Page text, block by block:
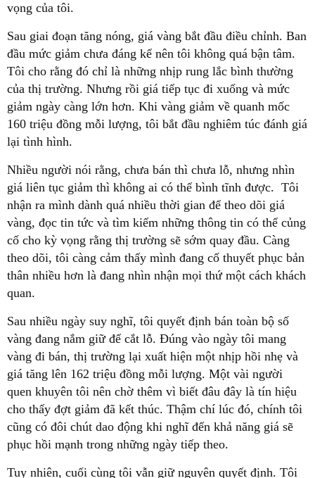
vọng của tôi.
Sau giai đoạn tăng nóng, giá vàng bắt đầu điều chỉnh. Ban
đầu mức giảm chưa đáng kể nên tôi không quá bận tâm.
Tôi cho rằng đó chỉ là những nhịp rung lắc bình thường
của thị trường. Nhưng rồi giá tiếp tục đi xuống và mức
giảm ngày càng lớn hơn. Khi vàng giảm về quanh mốc
160 triệu đồng mỗi lượng, tôi bắt đầu nghiêm túc đánh giá
lại tình hình.
Nhiều người nói rằng, chưa bán thì chưa lỗ, nhưng nhìn
giá liên tục giảm thì không ai có thể bình tĩnh được. Tôi
nhận ra mình dành quá nhiều thời gian để theo dõi giá
vàng, đọc tin tức và tìm kiếm những thông tin có thể củng
cố cho kỳ vọng rằng thị trường sẽ sớm quay đầu. Càng
theo dõi, tôi càng cảm thấy mình đang cố thuyết phục bản
thân nhiều hơn là đang nhìn nhận mọi thứ một cách khách
quan.
Sau nhiều ngày suy nghĩ, tôi quyết định bán toàn bộ số
vàng đang nắm giữ để cắt lỗ. Đúng vào ngày tôi mang
vàng đi bán, thị trường lại xuất hiện một nhịp hồi nhẹ và
giá tăng lên 162 triệu đồng mỗi lượng. Một vài người
quen khuyên tôi nên chờ thêm vì biết đâu đây là tín hiệu
cho thấy đợt giảm đã kết thúc. Thậm chí lúc đó, chính tôi
cũng có đôi chút dao động khi nghĩ đến khả năng giá sẽ
phục hồi mạnh trong những ngày tiếp theo.
Tuy nhiên, cuối cùng tôi vẫn giữ nguyên quyết định. Tôi